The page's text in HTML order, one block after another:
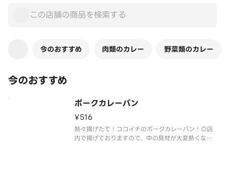
今のおすすめ 肉類のカレー 野菜類のカレー
今のおすすめ
ポークカレーパン
¥516
熱々揚げたて！ココイチのポークカレーパン！◎店
内で揚げておりますので、中の具材が大変熱くなっ